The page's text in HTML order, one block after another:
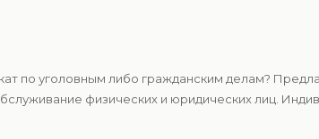
по уголовным либо гражданским делам?
физических и юридических лиц.